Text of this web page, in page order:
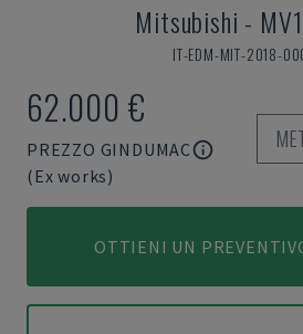
Mitsubishi -
IT-EDM-MIT-2018-
62.000 €
PREZZO GINDUMAC
(Ex works)
OTTIENI UN